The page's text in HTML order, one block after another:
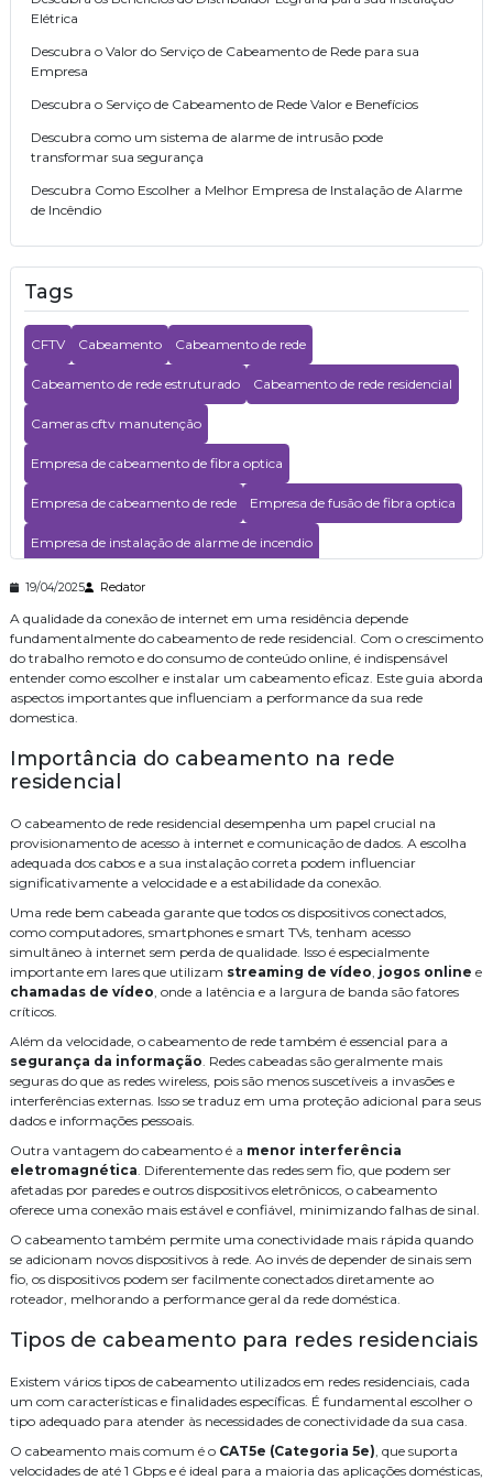
19/04/2025 Redator
A qualidade da conexão de internet em uma residência depende
fundamentalmente do cabeamento de rede residencial. Com o crescimento
do trabalho remoto e do consumo de conteúdo online, é indispensável
entender como escolher e instalar um cabeamento eficaz. Este guia aborda
aspectos importantes que influenciam a performance da sua rede
domestica.
Importância do cabeamento na rede
residencial
O cabeamento de rede residencial desempenha um papel crucial na
provisionamento de acesso à internet e comunicação de dados. A escolha
adequada dos cabos e a sua instalação correta podem influenciar
significativamente a velocidade e a estabilidade da conexão.
Uma rede bem cabeada garante que todos os dispositivos conectados,
como computadores, smartphones e smart TVs, tenham acesso
simultâneo à internet sem perda de qualidade. Isso é especialmente
importante em lares que utilizam streaming de vídeo jogos online e
chamadas de vídeo , onde a latência e a largura de banda são fatores
críticos.
Além da velocidade, o cabeamento de rede também é essencial para a
segurança da informação . Redes cabeadas são geralmente mais
seguras do que as redes wireless, pois são menos suscetíveis a invasões e
interferências externas. Isso se traduz em uma proteção adicional para seus
dados e informações pessoais.
Outra vantagem do cabeamento é a menor interferência
eletromagnética . Diferentemente das redes sem fio, que podem ser
afetadas por paredes e outros dispositivos eletrônicos, o cabeamento
oferece uma conexão mais estável e confiável, minimizando falhas de sinal.
O cabeamento também permite uma conectividade mais rápida quando
se adicionam novos dispositivos à rede. Ao invés de depender de sinais sem
fio, os dispositivos podem ser facilmente conectados diretamente ao
roteador, melhorando a performance geral da rede doméstica.
Tipos de cabeamento para redes residenciais
Existem vários tipos de cabeamento utilizados em redes residenciais, cada
um com características e finalidades específicas. É fundamental escolher o
tipo adequado para atender às necessidades de conectividade da sua casa.
O cabeamento mais comum é o CAT5e (Categoria 5e) , que suporta
velocidades de até 1 Gbps e é ideal para a maioria das aplicações domésticas,
Elétrica
Descubra o Valor do Serviço de Cabeamento de Rede para sua
Empresa
Descubra o Serviço de Cabeamento de Rede Valor e Benefícios
Descubra como um sistema de alarme de intrusão pode
transformar sua segurança
Descubra Como Escolher a Melhor Empresa de Instalação de Alarme
de Incêndio
Descubra as Melhores Empresas de Consultoria de Tecnologia em
2023
Como Realizar a Manutenção de Câmaras CCTV para Garantir
Segurança Eficaz
Como Realizar a Instalação para Cameras CFTV com Eficácia
Como Realizar a Instalação de Sistema de Controle de Acesso de
Como Realizar a Instalação de Sistema de Alarme de Incêndio de
Como Realizar a Instalação de Controle de Acesso Biométrico de
Forma Eficiente
Como Realizar a Instalação de Central Telefônica de Forma Eficiente
Sucesso
Como Realizar a Instalação de Cabeamento de Rede de Forma
Eficiente
Como otimizar seu projeto com serviço de cabeamento de
infraestrutura cabeamento
Impulsionar a Produtividade da sua Empresa
Como Garantir a Manutenção de Câmeras CFTV para Segurança
Como garantir a eficiência das câmeras CFTV com manutenção
adequada
Como Escolher uma Empresa Especializada em CFTV para Sua
Segurança
Como escolher uma empresa especializada em cftv para segurança
Como Escolher uma Empresa de Segurança Eletrônica para
Proteger seu Negócio
Como Escolher uma Empresa de Cabeamento de Fibra Óptica para
Sua Empresa
Como escolher o serviço de cabeamento de rede residencial ideal
Como escolher o melhor serviço de fusão de fibra óptica para sua
empresa
Como escolher o melhor serviço de cabeamento de rede residencial
Como Escolher o Melhor Serviço de Cabeamento de Infraestrutura
para Sua Empresa
Como Escolher o Melhor Distribuidor Legrand para Suas
Casa
Como Escolher o Distribuidor Legrand Ideal para Seu Projeto
Como Escolher as Melhores Empresas de Consultoria de Tecnologia
para Seu Negócio
Tags
CFTV Cabeamento Cabeamento de rede
Cabeamento de rede estruturado Cabeamento de rede residencial
Cameras cftv manutenção
Empresa de cabeamento de fibra optica
Empresa de cabeamento de rede Empresa de fusão de fibra optica
Empresa de instalação de alarme de incendio
Empresa de instalação de wifi
Empresa de segurança eletrônica Empresa especializada em cftv
Empresas de consultoria de tecnologia
Instalacao de central de pabx Instalação
Instalação de cameras de monitoramento
Instalação de controle de acesso
Instalação de controle de acesso biometrico
Instalação de sistema de alarme de incêndio
Instalação de sistema de controle de acesso
Instalação e manutenção alarme de incendio
Instalação para cameras cftv Manutenção de cameras cftv
Orçamento central telefonica PABX Projeto de sistema de cftv
Serviço de cabeamento de infraestrutura cabeamento
Serviço de cabeamento de rede Serviço de cabeamento estruturado
Serviço de segurança eletrônica Sistema de CFTV WiFi
cabeamento cabeamento de rede cameras distribuidor legrand
empresa de instalação de central telefonica
empresa de manutenção de cftv fusão fusão fibra óptica preço
infraestrutura instalação instalação de audio e video
instalação de cabos de rede